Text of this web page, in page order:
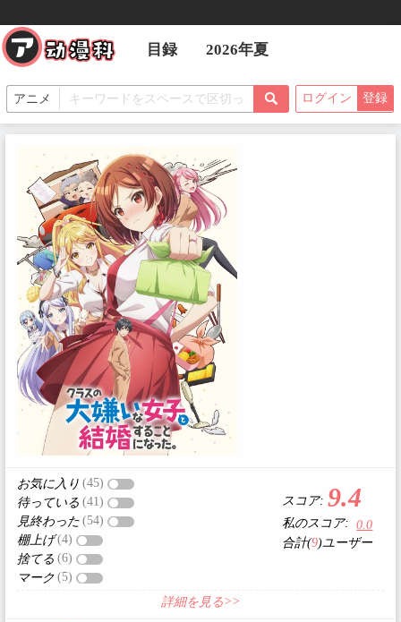
目録 2026年夏
ログイン 登録
お気に入り (45)
待っている (41)
見終わった (54)
棚上げ (4)
捨てる (6)
マーク (5)
スコア: 9.4
私のスコア:
0.0
合計(9)ユーザー
詳細を見る>>